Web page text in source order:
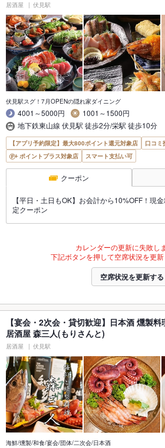
居酒屋 伏見駅
伏見駅スグ！7月OPENの隠れ家ダイニング
4001～5000円
1001～1500円
地下鉄東山線 伏見駅 徒歩2分/栄駅 徒歩10分
【アプリ予約限定】最大800ポイント還元対象店
口コミ
ポイントプラス対象店
スマート支払い可
クーポン
【平日・土日もOK】お会計から10%OFF！現
定クーポン
カレンダーの更新に失敗し
下記ボタンを押して空席状況を更新
空席状況を更新する
【宴会・2次会・貸切歓迎】日本酒 燻製
居酒屋 森三人(もりさんと)
居酒屋 伏見駅
海鮮/燻製/和食/宴会/団体/二次会/日本酒